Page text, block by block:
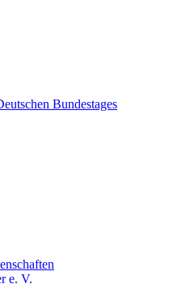
Bundestages
e. V.